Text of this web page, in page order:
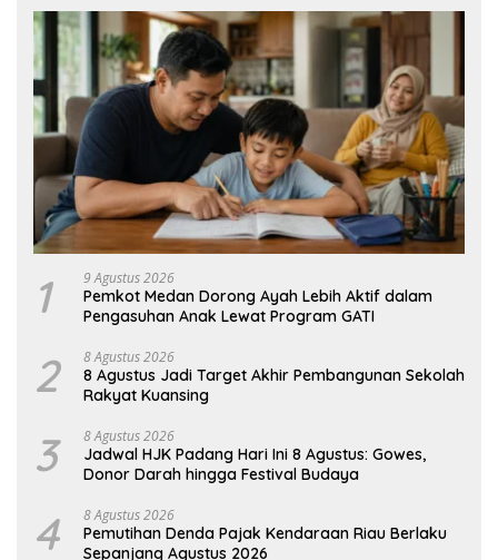
1 9 Agustus 2026
Pemkot Medan Dorong Ayah Lebih Aktif dalam
Pengasuhan Anak Lewat Program GATI
2 8 Agustus 2026
8 Agustus Jadi Target Akhir Pembangunan Sekolah
Rakyat Kuansing
3 8 Agustus 2026
Jadwal HJK Padang Hari Ini 8 Agustus: Gowes,
Donor Darah hingga Festival Budaya
4 8 Agustus 2026
Pemutihan Denda Pajak Kendaraan Riau Berlaku
Sepanjang Agustus 2026